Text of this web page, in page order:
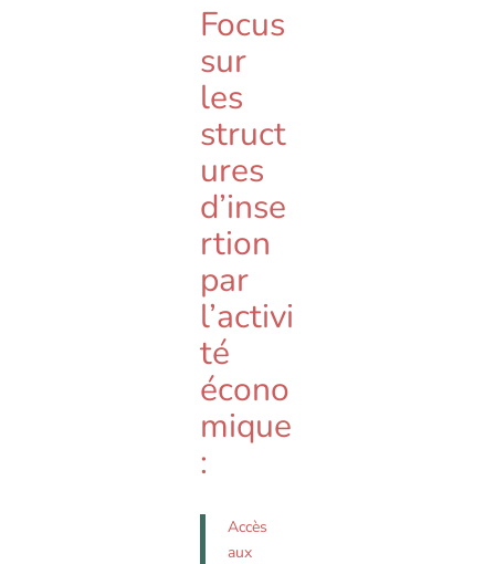
Focus
sur
les
struct
ures
d’inse
rtion
par
l’activi
té
écono
mique
:
Accès
aux